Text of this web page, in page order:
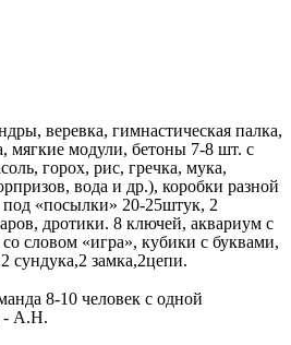
веревка, гимнастическая палка,
мягкие модули, бетоны 7-8 шт. с
горох, рис, гречка, мука,
вода и др.), коробки разной
«посылки» 20-25штук, 2
дротики. 8 ключей, аквариум с
словом «игра», кубики с буквами,
сундука,2 замка,2цепи.
8-10 человек с одной
- А.Н.